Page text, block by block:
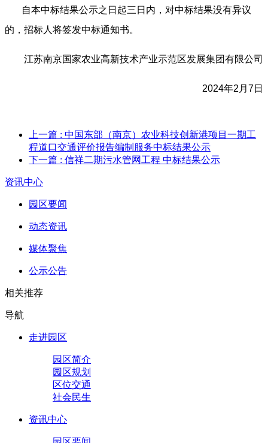
自本中标结果公示之日起三日内，对中标结果没有异议
的，招标人将签发中标通知书。
江苏南京国家农业高新技术产业示范区发展集团有限公司
2024年2 月 7日
上一篇 : 中国东部（南京）农业科技创新港项目一期工
程道口交通评价报告编制服务中标结果公示
下一篇 : 信祥二期污水管网工程 中标结果公示
资讯中心
园区要闻
动态资讯
媒体聚焦
公示公告
相关推荐
导航
走进园区
园区简介
园区规划
区位交通
社会民生
资讯中心